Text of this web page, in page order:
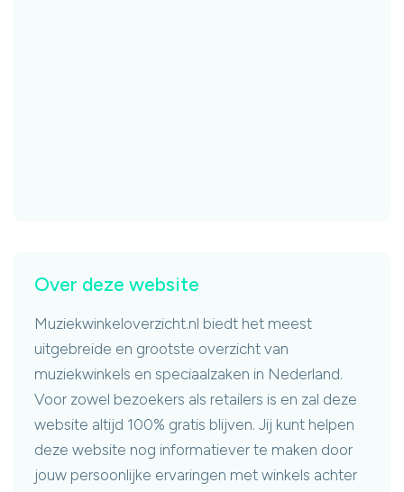
Over deze website
Muziekwinkeloverzicht.nl biedt het meest
uitgebreide en grootste overzicht van
muziekwinkels en speciaalzaken in Nederland.
Voor zowel bezoekers als retailers is en zal deze
website altijd 100% gratis blijven. Jij kunt helpen
deze website nog informatiever te maken door
jouw persoonlijke ervaringen met winkels achter